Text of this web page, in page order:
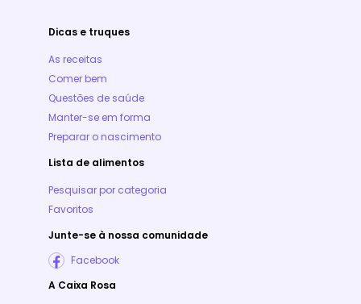
Dicas e truques
As receitas
Comer bem
Questões de saúde
Manter-se em forma
Preparar o nascimento
Lista de alimentos
Pesquisar por categoria
Favoritos
Junte-se à nossa comunidade
Facebook
A Caixa Rosa